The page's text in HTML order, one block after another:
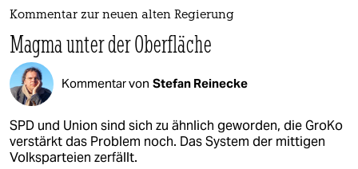
Kommentar zur neuen alten Regierung
Magma unter der Oberfläche
Kommentar von Stefan Reinecke
SPD und Union sind sich zu ähnlich geworden, die GroKo
verstärkt das Problem noch. Das System der mittigen
Volksparteien zerfällt.